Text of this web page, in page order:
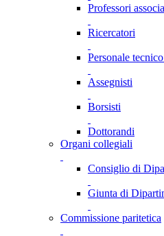
Professori
Ricercatori
Personale
Assegnisti
Borsisti
Dottorandi
Organi collegiali
Consiglio di
Giunta di
Commissione paritetica